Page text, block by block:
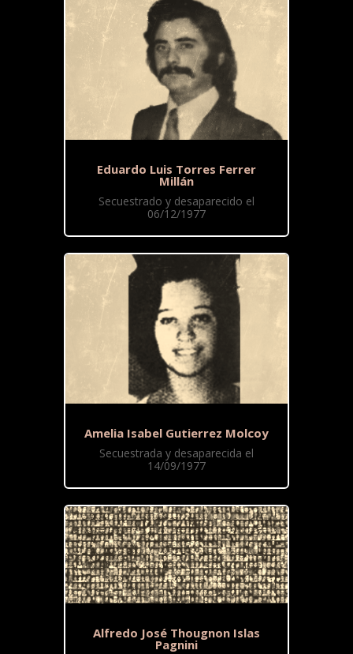
Eduardo Luis Torres Ferrer
Millán
Secuestrado y desaparecido el
06/12/1977
Amelia Isabel Gutierrez Molcoy
Secuestrada y desaparecida el
14/09/1977
Alfredo José Thougnon Islas
Pagnini